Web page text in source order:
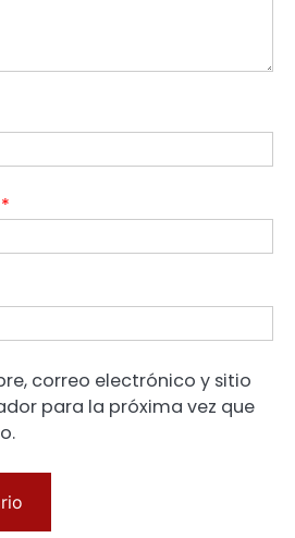
*
correo electrónico y sitio
para la próxima vez que